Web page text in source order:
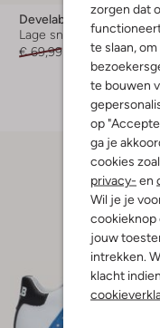
zorgen dat
te slaan,
te bouwen
op
ga je
cookies
privacy- en
Wil je je
cookieknop
jouw
intrekken.
klacht
Develab
Lage sneakers
€ 69,99
€ 27,99